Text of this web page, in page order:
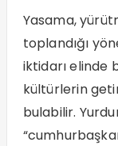
Yasama,
toplandığı
iktidarı elinde
kültürlerin
bulabilir.